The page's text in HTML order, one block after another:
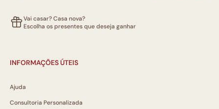
Vai casar? Casa nova?
Escolha os presentes que deseja ganhar
INFORMAÇÕES ÚTEIS
Ajuda
Consultoria Personalizada